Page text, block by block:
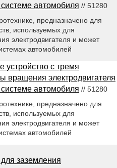
автомобиля // 51280
предназначено для
используемых для
электродвигателя и может
автомобилей
устройство с тремя
вращения электродвигателя
автомобиля // 51280
предназначено для
используемых для
электродвигателя и может
автомобилей
заземления